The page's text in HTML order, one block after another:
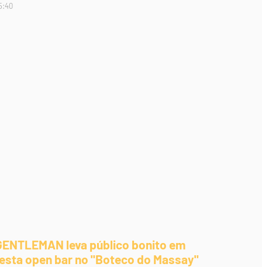
leva público bonito em
open bar no "Boteco do Massay"